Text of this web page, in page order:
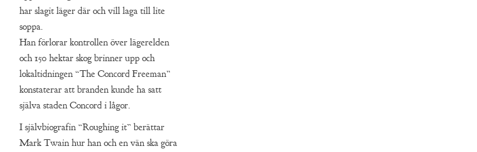
har slagit läger där och vill laga till lite
soppa.
Han förlorar kontrollen över lägerelden
och 150 hektar skog brinner upp och
lokaltidningen “The Concord Freeman”
konstaterar att branden kunde ha satt
själva staden Concord i lågor.
I självbiografin “Roughing it” berättar
Mark Twain hur han och en vän ska göra